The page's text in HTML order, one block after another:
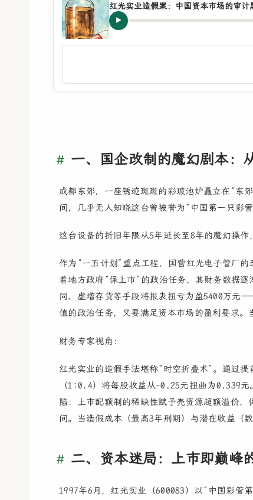
红光实业造假案：中国资本市场的审计
一、国企改制的魔幻剧本：
成都东郊，一座锈迹斑斑的彩玻池炉矗立在“东
间，几乎无人知晓这台曾被誉为“中国第一只彩
这台设备的折旧年限从5年延长至8年的魔幻操
作为“一五计划”重点工程，国营红光电子管厂
着地方政府“保上市”的政治任务，其财务数据
同、虚增存货等手段将报表扭亏为盈5400万元
值的政治任务，又要满足资本市场的盈利要求。
财务专家视角：
红光实业的造假手法堪称“时空折叠术”。通过
（1:0.4）将每股收益从-0.25元扭曲为0.339元
陷：上市配额制的稀缺性赋予壳资源超额溢价
间。当造假成本（最高3年刑期）与潜在收益（
二、资本迷局：上市即巅峰
1997年6月，红光实业（600083）以“中国彩管